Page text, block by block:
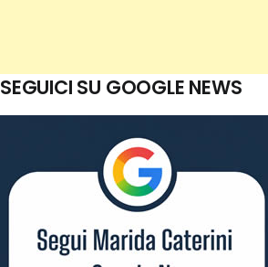
SEGUICI SU GOOGLE NEWS